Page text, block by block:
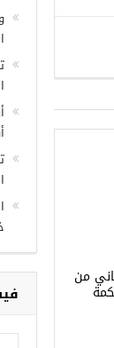
من